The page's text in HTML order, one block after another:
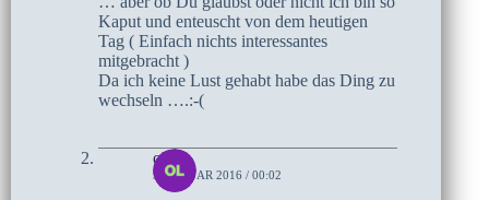
Kaput und enteuscht von dem heutigen
Tag ( Einfach nichts interessantes
mitgebracht )
Da ich keine Lust gehabt habe das Ding zu
wechseln ….:-(
olaf
9. JANUAR 2016 / 00:02